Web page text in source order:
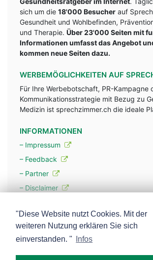
sich um die 18'000 Besucher auf
Gesundheit und Wohlbefinden,
und Therapie. Über 23'000 Seiten mit
Informationen umfasst das Angebot
kommen neue Seiten dazu.
WERBEMÖGLICHKEITEN AUF
Für Ihre Werbebotschaft, PR-Kampagne
Kommunikationsstrategie mit Bezug zu
Medizin ist sprechzimmer.ch die ideale
INFORMATIONEN
– Impressum
– Feedback
– Partner
– Disclaimer
– Werbung
– Mehr über unsere Experten
"Diese Website nutzt Cookies. Mit der
weiteren Nutzung erklären Sie sich
einverstanden. "
Infos